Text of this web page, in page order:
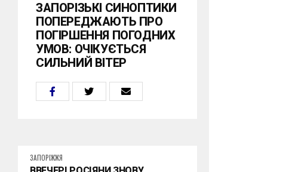
ЗАПОРІЗЬКІ СИНОПТИКИ
ПОПЕРЕДЖАЮТЬ ПРО
ПОГІРШЕННЯ ПОГОДНИХ
УМОВ: ОЧІКУЄТЬСЯ
СИЛЬНИЙ ВІТЕР
ЗАПОРІЖЖЯ